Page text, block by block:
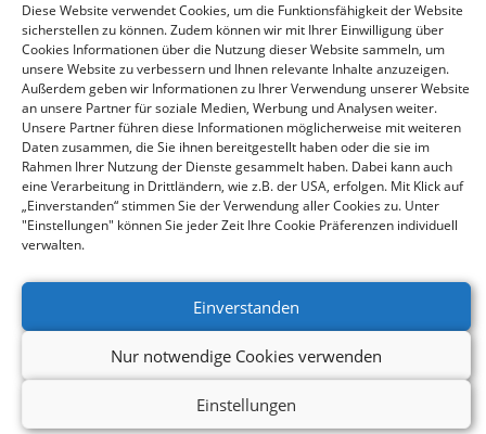
Diese Website verwendet Cookies, um die Funktionsfähigkeit der Website
sicherstellen zu können. Zudem können wir mit Ihrer Einwilligung über
Cookies Informationen über die Nutzung dieser Website sammeln, um
unsere Website zu verbessern und Ihnen relevante Inhalte anzuzeigen.
Außerdem geben wir Informationen zu Ihrer Verwendung unserer Website
an unsere Partner für soziale Medien, Werbung und Analysen weiter.
Unsere Partner führen diese Informationen möglicherweise mit weiteren
Daten zusammen, die Sie ihnen bereitgestellt haben oder die sie im
Rahmen Ihrer Nutzung der Dienste gesammelt haben. Dabei kann auch
eine Verarbeitung in Drittländern, wie z.B. der USA, erfolgen. Mit Klick auf
„Einverstanden“ stimmen Sie der Verwendung aller Cookies zu. Unter
"Einstellungen" können Sie jeder Zeit Ihre Cookie Präferenzen individuell
verwalten.
Einverstanden
Nur notwendige Cookies verwenden
Einstellungen
teilen
teilen
teilen